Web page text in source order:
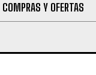
COMPRAS Y OFERTAS